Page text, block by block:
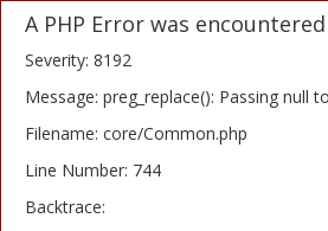
A PHP Error was encountered
Severity: 8192
Message: preg_replace(): Passing
Filename: core/Common.php
Line Number: 744
Backtrace:
Home
Novosti